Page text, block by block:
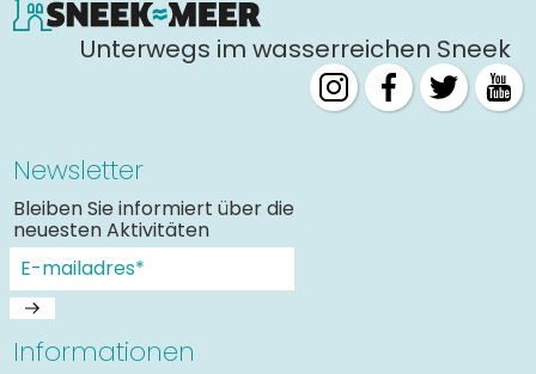
Unterwegs im wasserreichen Sneek
Newsletter
Bleiben Sie informiert über die
neuesten Aktivitäten
Informationen